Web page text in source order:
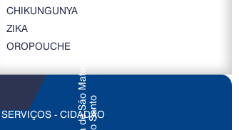
CHIKUNGUNYA
ZIKA
OROPOUCHE
SERVIÇOS - CIDADÃO